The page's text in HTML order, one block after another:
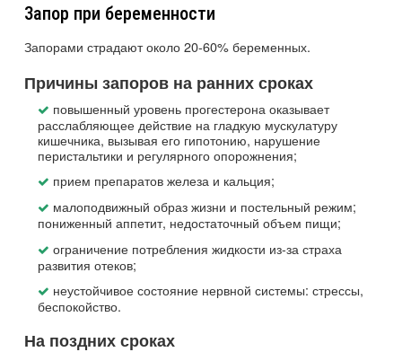
Запор при беременности
Запорами страдают около 20-60% беременных.
Причины запоров на ранних сроках
повышенный уровень прогестерона оказывает
расслабляющее действие на гладкую мускулатуру
кишечника, вызывая его гипотонию, нарушение
перистальтики и регулярного опорожнения;
прием препаратов железа и кальция;
малоподвижный образ жизни и постельный режим;
пониженный аппетит, недостаточный объем пищи;
ограничение потребления жидкости из-за страха
развития отеков;
неустойчивое состояние нервной системы: стрессы,
беспокойство.
На поздних сроках